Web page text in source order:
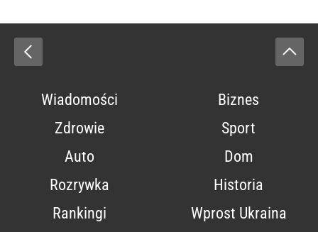
Wiadomości
Biznes
Zdrowie
Sport
Auto
Dom
Rozrywka
Historia
Rankingi
Wprost Ukraina